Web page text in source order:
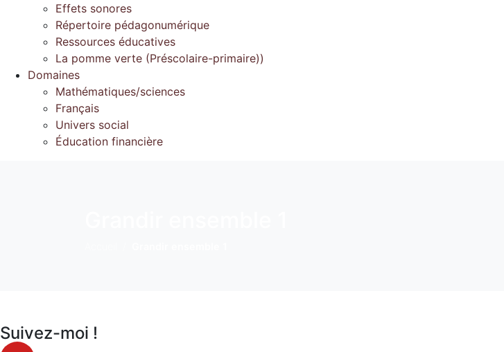
Effets sonores
Répertoire pédagonumérique
Ressources éducatives
La pomme verte (Préscolaire-primaire))
Domaines
Mathématiques/sciences
Français
Univers social
Éducation financière
Suivez-moi !